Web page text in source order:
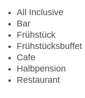
All Inclusive
Bar
Frühstück
Frühstücksbuffet
Cafe
Halbpension
Restaurant